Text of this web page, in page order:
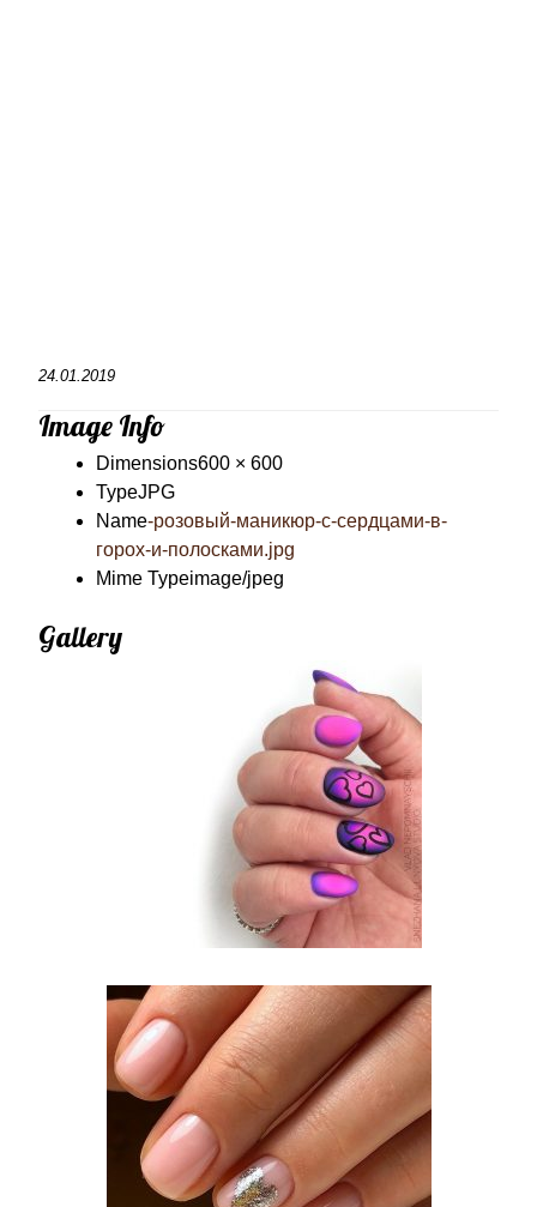
24.01.2019
Image Info
Dimensions600 × 600
TypeJPG
Name-розовый-маникюр-с-сердцами-в-
горох-и-полосками.jpg
Mime Typeimage/jpeg
Gallery